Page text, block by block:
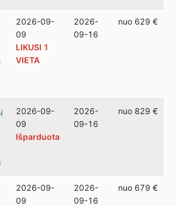
2026-09-
09
LIKUSI 1
VIETA
2026-
09-16
nuo 629 €
2026-09-
09
Išparduota
2026-
09-16
nuo 829 €
2026-09-
09
2026-
09-16
nuo 679 €